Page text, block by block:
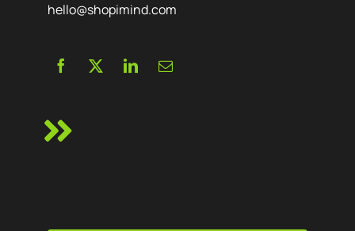
hello@shopimind.com